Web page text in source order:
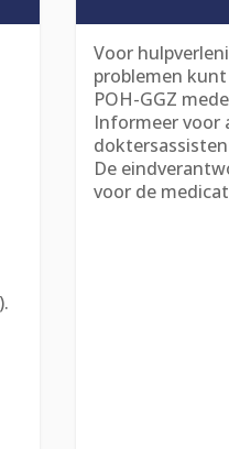
Voor
problemen
POH-GGZ
Informeer voor
De
voor de